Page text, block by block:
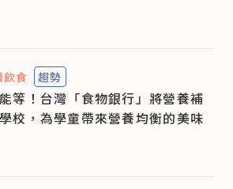
飲食 趨勢
等！台灣「食物銀行」將營養補
校，為學童帶來營養均衡的美味